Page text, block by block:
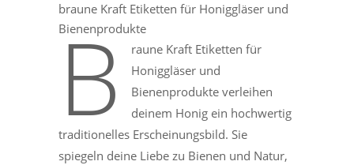
braune Kraft Etiketten für Honiggläser und
Bienenprodukte
B
raune Kraft Etiketten für
Honiggläser und
Bienenprodukte verleihen
deinem Honig ein hochwertig
traditionelles Erscheinungsbild. Sie
spiegeln deine Liebe zu Bienen und Natur,